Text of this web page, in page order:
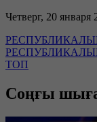
Четверг, 20 января
ТОП
Соңғы